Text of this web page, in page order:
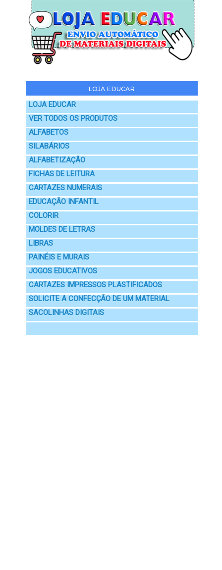
LOJA EDUCAR
LOJA EDUCAR
VER TODOS OS PRODUTOS
ALFABETOS
SILABÁRIOS
ALFABETIZAÇÃO
FICHAS DE LEITURA
CARTAZES NUMERAIS
EDUCAÇÃO INFANTIL
COLORIR
MOLDES DE LETRAS
LIBRAS
PAINÉIS E MURAIS
JOGOS EDUCATIVOS
CARTAZES IMPRESSOS PLASTIFICADOS
SOLICITE A CONFECÇÃO DE UM MATERIAL
SACOLINHAS DIGITAIS